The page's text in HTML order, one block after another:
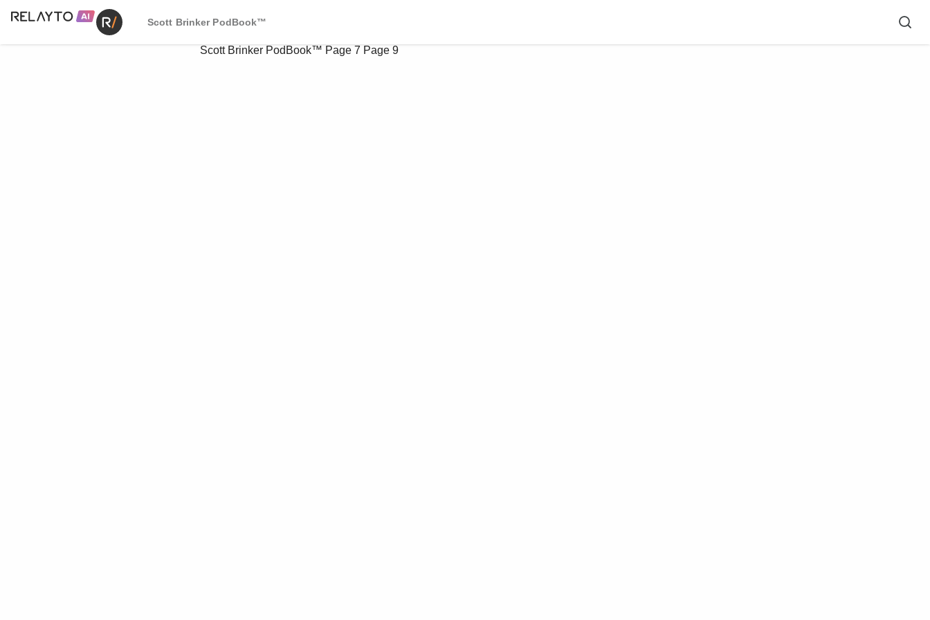
Scott Brinker PodBook™
Scott Brinker PodBook™ Page 7 Page 9